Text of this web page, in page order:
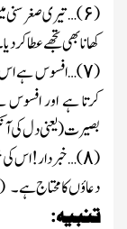
(۶)…تیری صغر سنی
کھانا بھی تجھے عطاکر
(۷)…افسوس ہے اس
کرتا ہے اور افسوس
بصیرت(یعنی دل کی
(۸)…خبردار! اس
دعاؤں کا محتاج ہے۔(
تنبیہ: